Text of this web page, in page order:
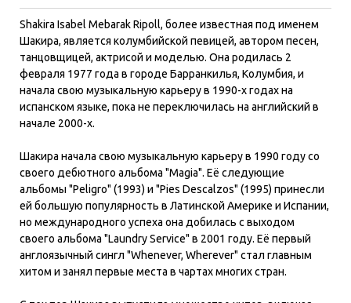
Shakira Isabel Mebarak Ripoll, более известная под именем
Шакира, является колумбийской певицей, автором песен,
танцовщицей, актрисой и моделью. Она родилась 2
февраля 1977 года в городе Барранкилья, Колумбия, и
начала свою музыкальную карьеру в 1990-х годах на
испанском языке, пока не переключилась на английский в
начале 2000-х.
Шакира начала свою музыкальную карьеру в 1990 году со
своего дебютного альбома "Magia". Её следующие
альбомы "Peligro" (1993) и "Pies Descalzos" (1995) принесли
ей большую популярность в Латинской Америке и Испании,
но международного успеха она добилась с выходом
своего альбома "Laundry Service" в 2001 году. Её первый
англоязычный сингл "Whenever, Wherever" стал главным
хитом и занял первые места в чартах многих стран.